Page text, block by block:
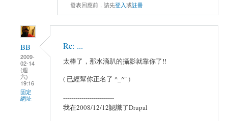
發表回應前，請先登入或註冊
BB
2009-
02-14
(週
六)
19:16
固定
網址
Re: ...
太棒了，那水滴趴的攝影就靠你了!!
( 已經幫你正名了 ^_^" )
-------------------------
我在2008/12/12認識了Drupal